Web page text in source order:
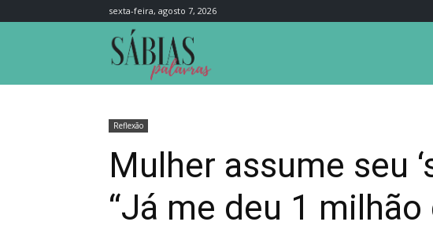
sexta-feira, agosto 7, 2026
Reflexão
Mulher assume seu
“Já me deu 1